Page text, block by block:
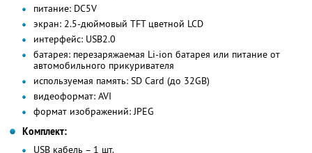
питание: DC5V
экран: 2.5-дюймовый TFT цветной LCD
интерфейс: USB2.0
батарея: перезаряжаемая Li-ion батарея или питание от
автомобильного прикуривателя
используемая память: SD Card (до 32GB)
видеоформат: AVI
формат изображений: JPEG
Комплект:
USB кабель – 1 шт.